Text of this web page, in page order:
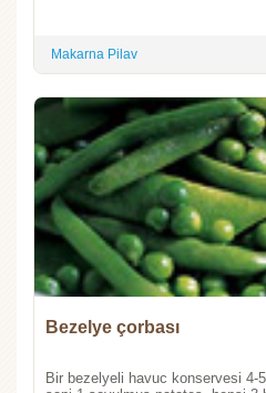
Makarna Pilav
Bezelye çorbası
Bir bezelyeli havuc konservesi 4-